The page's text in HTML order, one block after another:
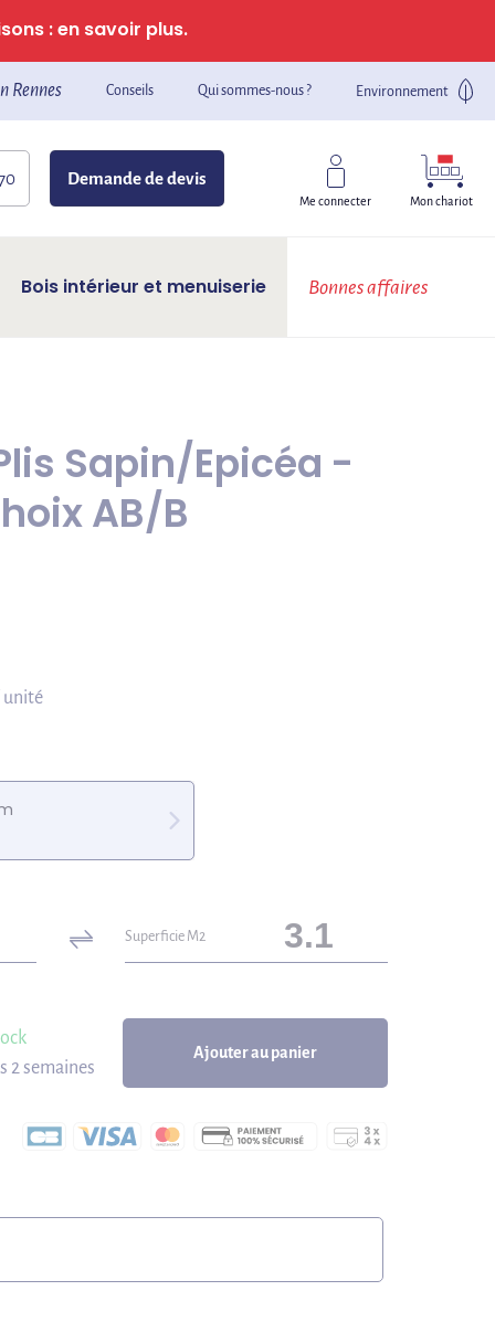
: en savoir plus.
Rennes Conseils Qui sommes-nous ? Environnement
Demande de devis
Me connecter Mon chariot
Bois intérieur et menuiserie Bonnes affaires
Sapin/Epicéa -
AB/B
unité
Superficie M2
2 semaines
Ajouter au panier